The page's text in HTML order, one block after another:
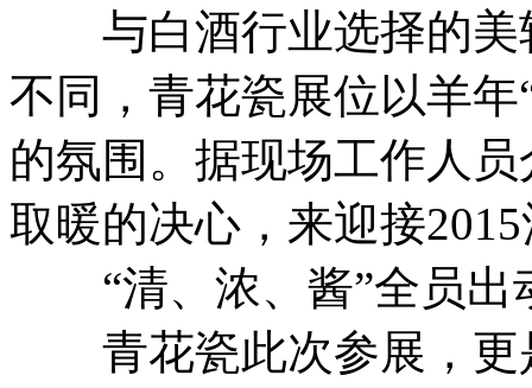
与白酒行业选择的美
不同，青花瓷展位以羊
的氛围。据现场工作人
取暖的决心，来迎接
“清、浓、酱”全员出
青花瓷此次参展，更